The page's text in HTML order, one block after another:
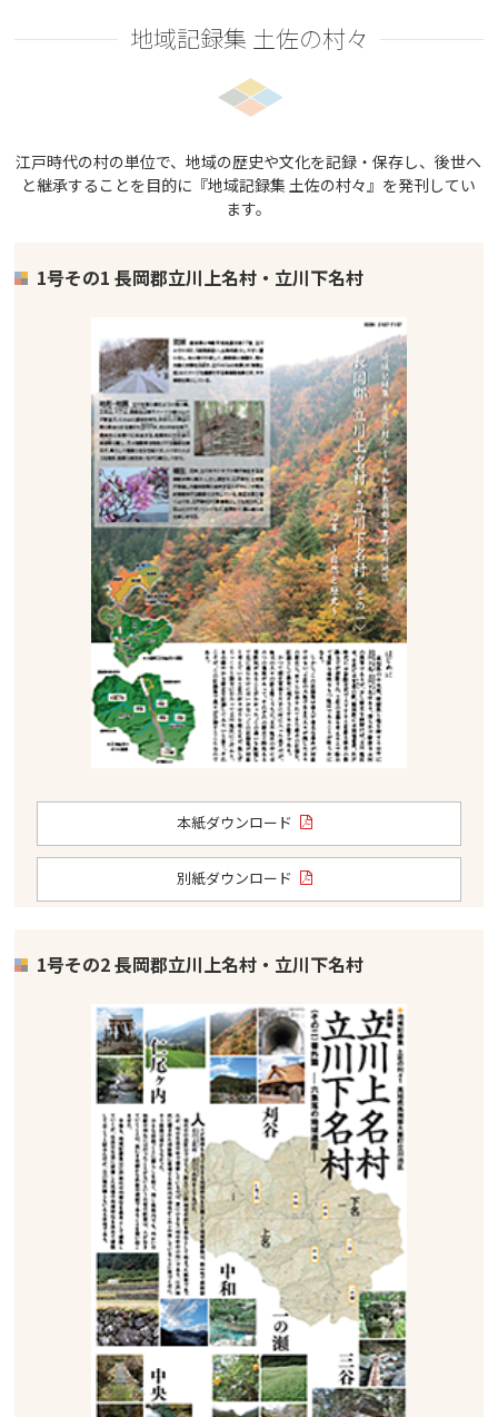
地域記録集 土佐の村々
江戸時代の村の単位で、地域の歴史や文化を記録・保存し、後世へ
と継承することを目的に『地域記録集 土佐の村々』を発刊してい
ます。
1号その1 長岡郡立川上名村・立川下名村
本紙ダウンロード
別紙ダウンロード
1号その2 長岡郡立川上名村・立川下名村